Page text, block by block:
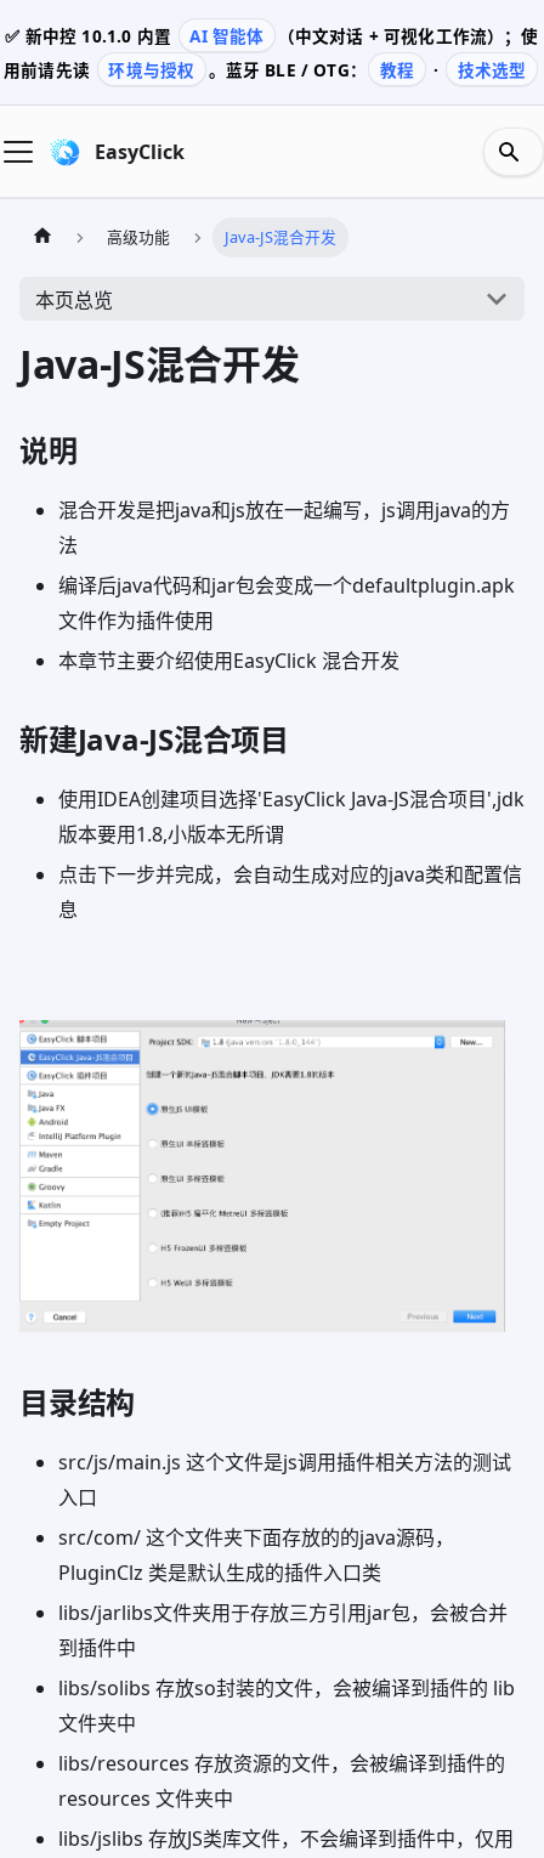
✅ 新中控 10.1.0 内置 AI 智能体
（中文对话 + 可视化工作流）；使
用前请先读
环境与授权 。蓝牙 BLE / OTG： 教程 · 技术选型
EasyClick
高级功能 Java-JS混合开发
本页总览
Java-JS混合开发
说明
混合开发是把java和js放在一起编写，js调用java的方
法
编译后java代码和jar包会变成一个defaultplugin.apk
文件作为插件使用
本章节主要介绍使用EasyClick 混合开发
新建Java-JS混合项目
使用IDEA创建项目选择'EasyClick Java-JS混合项目',jdk
版本要用1.8,小版本无所谓
点击下一步并完成，会自动生成对应的java类和配置信
息
目录结构
src/js/main.js 这个文件是js调用插件相关方法的测试
入口
src/com/ 这个文件夹下面存放的的java源码，
PluginClz 类是默认生成的插件入口类
libs/jarlibs文件夹用于存放三方引用jar包，会被合并
到插件中
libs/solibs 存放so封装的文件，会被编译到插件的 lib
文件夹中
libs/resources 存放资源的文件，会被编译到插件的
resources 文件夹中
libs/jslibs 存放JS类库文件，不会编译到插件中，仅用